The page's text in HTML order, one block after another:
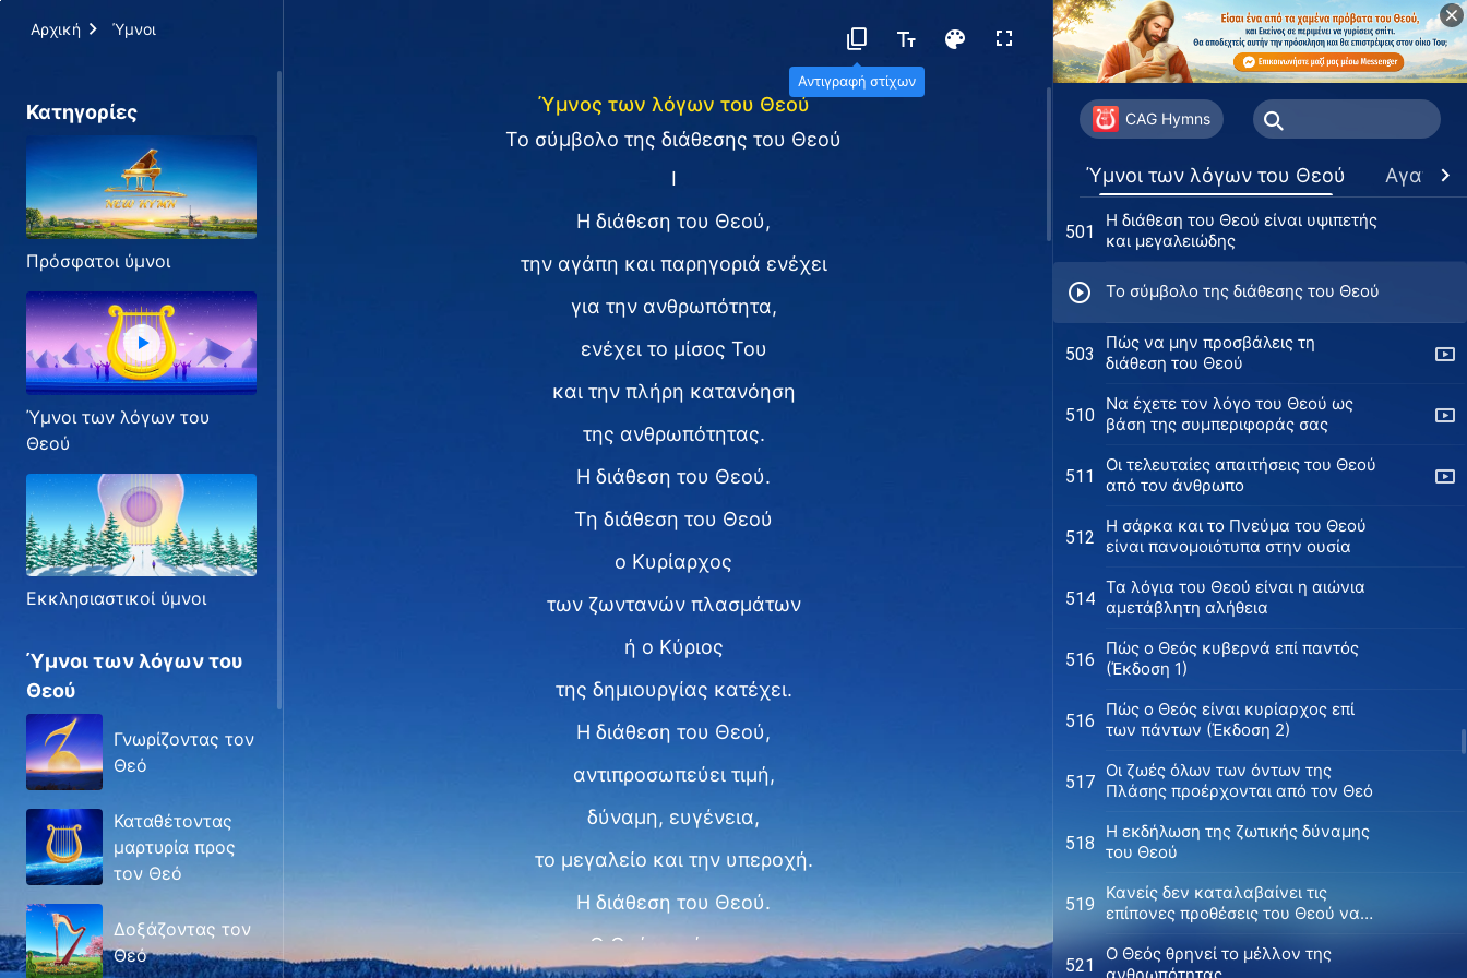
Αρχική Ύμνοι
Αντιγραφή στίχων
Κατηγορίες
Πρόσφατοι ύμνοι
Ύμνοι των λόγων του
Θεού
Εκκλησιαστικοί ύμνοι
Ύμνοι των λόγων του
Θεού
Γνωρίζοντας τον
Θεό
Καταθέτοντας
μαρτυρία προς
τον Θεό
Δοξάζοντας τον
Θεό
Ύμνος των λόγων του Θεού
Το σύμβολο της διάθεσης του Θεού
I
Η διάθεση του Θεού,
την αγάπη και παρηγοριά ενέχει
για την ανθρωπότητα,
ενέχει το μίσος Του
και την πλήρη κατανόηση
της ανθρωπότητας.
Η διάθεση του Θεού.
Τη διάθεση του Θεού
ο Κυρίαρχος
των ζωντανών πλασμάτων
ή ο Κύριος
της δημιουργίας κατέχει.
Η διάθεση του Θεού,
αντιπροσωπεύει τιμή,
δύναμη, ευγένεια,
το μεγαλείο και την υπεροχή.
Η διάθεση του Θεού.
Ο Θεός ανώτατος
CAG Hymns
Ύμνοι των λόγων του Θεού
492
Πώς θα καταλήξει η μοίρα
κάποιου στο τέλος;
493
Ο Θεός συμπαθεί όσους είναι
απόλυτα ειλικρινείς απέναντί Του
497 άνθρωπο
501
H διάθεση του Θεού είναι υψιπετής
και μεγαλειώδης
Το σύμβολο της διάθεσης του Θεού
503
Πώς να μην προσβάλεις τη
διάθεση του Θεού
510
Να έχετε τον λόγο του Θεού ως
βάση της συμπεριφοράς σας
511
Οι τελευταίες απαιτήσεις του Θεού
από τον άνθρωπο
512
Η σάρκα και το Πνεύμα του Θεού
είναι πανομοιότυπα στην ουσία
514
Τα λόγια του Θεού είναι η αιώνια
αμετάβλητη αλήθεια
516
Πώς ο Θεός κυβερνά επί παντός
(Έκδοση 1)
516
Πώς ο Θεός είναι κυρίαρχος επί
των πάντων (Έκδοση 2)
517
Οι ζωές όλων των όντων της
Πλάσης προέρχονται από τον Θεό
518
Η εκδήλωση της ζωτικής δύναμης
του Θεού
519
Κανείς δεν καταλαβαίνει τις
επίπονες προθέσεις του Θεού να
521
Ο Θεός θρηνεί το μέλλον της